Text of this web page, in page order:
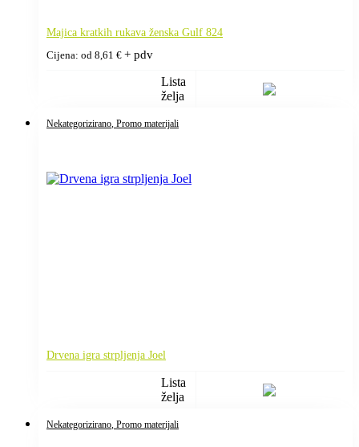
Majica kratkih rukava ženska Gulf 824
Cijena: od 8,61 € + pdv
Lista
želja
Nekategorizirano , Promo materijali
Drvena igra strpljenja Joel
Lista
želja
Nekategorizirano , Promo materijali